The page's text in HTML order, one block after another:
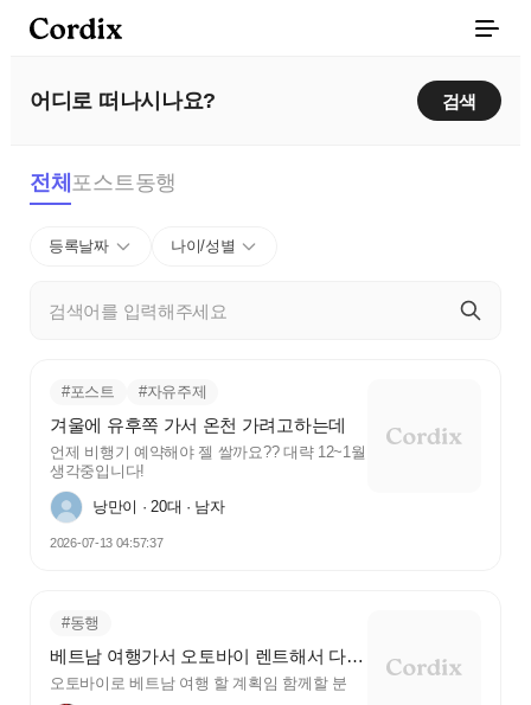
어디로 떠나시나요? 검색
전체 포스트동행
등록날짜 나이/성별
#포스트 #자유주제
겨울에 유후쪽 가서 온천 가려고하는데
언제 비행기 예약해야 젤 쌀까요?? 대략 12~1월
생각중입니다!
낭만이 · 20대 · 남자
2026-07-13 04:57:37
#동행
베트남 여행가서 오토바이 렌트해서 다니실분!!
오토바이로 베트남 여행 할 계획임 함께할 분